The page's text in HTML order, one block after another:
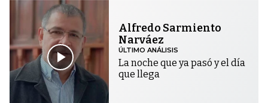
Alfredo Sarmiento
Narváez
ÚLTIMO ANÁLISIS
La noche que ya pasó y el día
que llega